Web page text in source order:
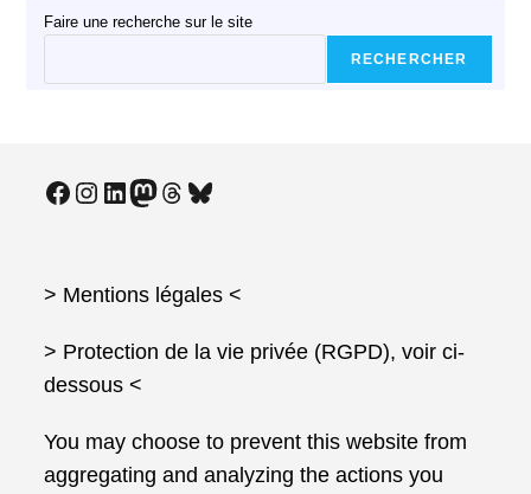
Faire une recherche sur le site
RECHERCHER
Facebook
Instagram
LinkedIn
Mastodon
ThreadsBluesky
> Mentions légales <
> Protection de la vie privée (RGPD), voir ci-
dessous <
You may choose to prevent this website from
aggregating and analyzing the actions you